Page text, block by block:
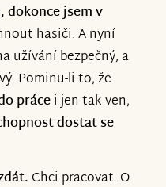
dokonce jsem v
hasiči. A nyní
užívání bezpečný, a
Pominu-li to, že
prácei jen tak ven,
dostat se
Chci pracovat. O